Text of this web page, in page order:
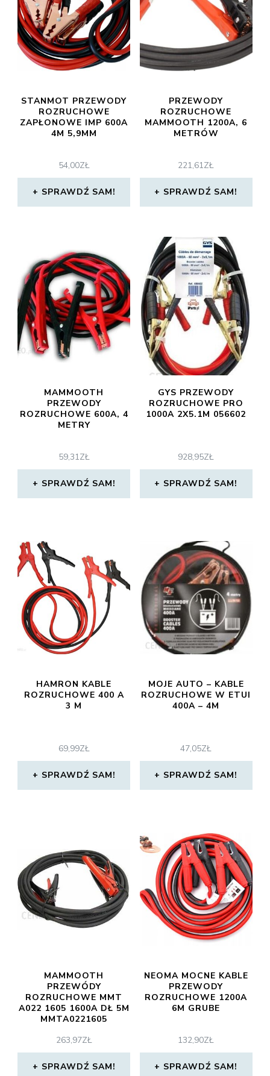
STANMOT PRZEWODY
ROZRUCHOWE
ZAPŁONOWE IMP 600A
4M 5,9MM
54,00ZŁ
SPRAWDŹ SAM!
PRZEWODY
ROZRUCHOWE
MAMMOOTH 1200A, 6
METRÓW
221,61ZŁ
SPRAWDŹ SAM!
MAMMOOTH
PRZEWODY
ROZRUCHOWE 600A, 4
METRY
59,31ZŁ
SPRAWDŹ SAM!
GYS PRZEWODY
ROZRUCHOWE PRO
1000A 2X5.1M 056602
928,95ZŁ
SPRAWDŹ SAM!
HAMRON KABLE
ROZRUCHOWE 400 A
3 M
69,99ZŁ
SPRAWDŹ SAM!
MOJE AUTO – KABLE
ROZRUCHOWE W ETUI
400A – 4M
47,05ZŁ
SPRAWDŹ SAM!
MAMMOOTH
PRZEWÓDY
ROZRUCHOWE MMT
A022 1605 1600A DŁ 5M
MMTA0221605
263,97ZŁ
SPRAWDŹ SAM!
NEOMA MOCNE KABLE
PRZEWODY
ROZRUCHOWE 1200A
6M GRUBE
132,90ZŁ
SPRAWDŹ SAM!